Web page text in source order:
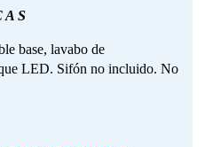
A S
base, lavabo de
LED. Sifón no incluido. No